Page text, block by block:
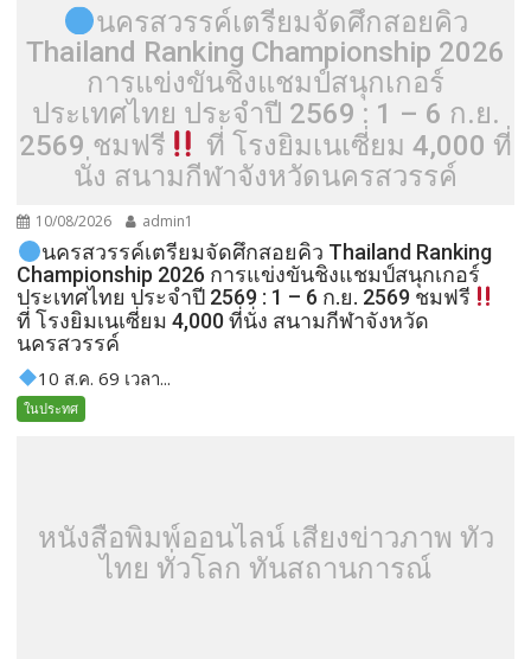
นครสวรรค์เตรียมจัดศึกสอยคิว
Thailand Ranking Championship 2026
การแข่งขันชิงแชมป์สนุกเกอร์
ประเทศไทย ประจำปี 2569 : 1 – 6 ก.ย.
2569 ชมฟรี
ที่ โรงยิมเนเซี่ยม 4,000 ที่
นั่ง สนามกีฬาจังหวัดนครสวรรค์
10/08/2026 admin1
นครสวรรค์เตรียมจัดศึกสอยคิว Thailand Ranking
Championship 2026 การแข่งขันชิงแชมป์สนุกเกอร์
ประเทศไทย ประจำปี 2569 : 1 – 6 ก.ย. 2569 ชมฟรี
ที่ โรงยิมเนเซี่ยม 4,000 ที่นั่ง สนามกีฬาจังหวัด
นครสวรรค์
10 ส.ค. 69 เวลา...
ในประทศ
หนังสือพิมพ์ออนไลน์ เสียงข่าวภาพ ทั่ว
ไทย ทั่วโลก ทันสถานการณ์